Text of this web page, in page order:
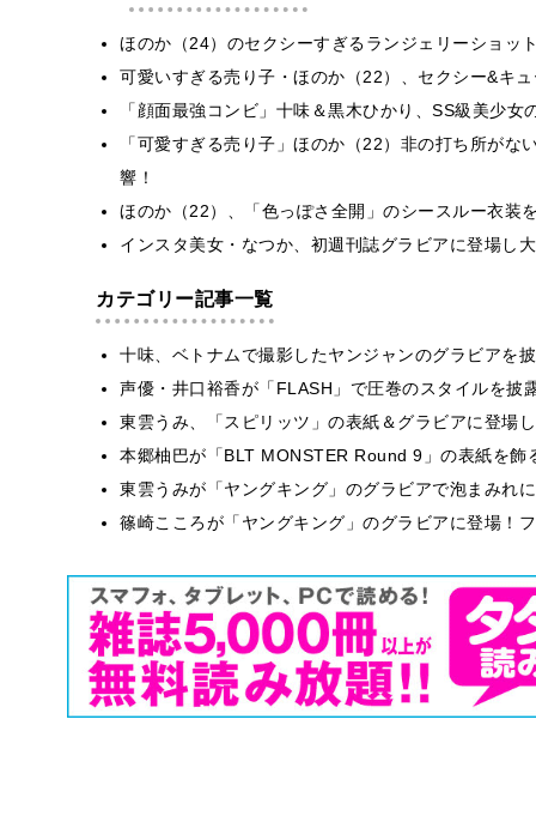
ほのか（24）のセクシーすぎるランジェリーショッ
可愛いすぎる売り子・ほのか（22）、セクシー&キ
「顔面最強コンビ」十味＆黒木ひかり、SS級美少
「可愛すぎる売り子」ほのか（22）非の打ち所が
響！
ほのか（22）、「色っぽさ全開」のシースルー衣装
インスタ美女・なつか、初週刊誌グラビアに登場し
カテゴリー記事一覧
十味、ベトナムで撮影したヤンジャンのグラビアを
声優・井口裕香が「FLASH」で圧巻のスタイルを
東雲うみ、「スピリッツ」の表紙＆グラビアに登場
本郷柚巴が「BLT MONSTER Round 9」の表紙を
東雲うみが「ヤングキング」のグラビアで泡まみれ
篠崎こころが「ヤングキング」のグラビアに登場！